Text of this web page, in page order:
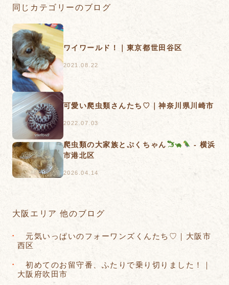
同じカテゴリーのブログ
ワイワールド！｜東京都世田谷区
2021.08.22
可愛い爬虫類さんたち♡｜神奈川県川崎市
2022.07.03
爬虫類の大家族とぷくちゃん
- 横浜
市港北区
2026.04.14
大阪エリア 他のブログ
元気いっぱいのフォーワンズくんたち♡｜大阪市
西区
​初めてのお留守番、ふたりで乗り切りました！｜
大阪府吹田市